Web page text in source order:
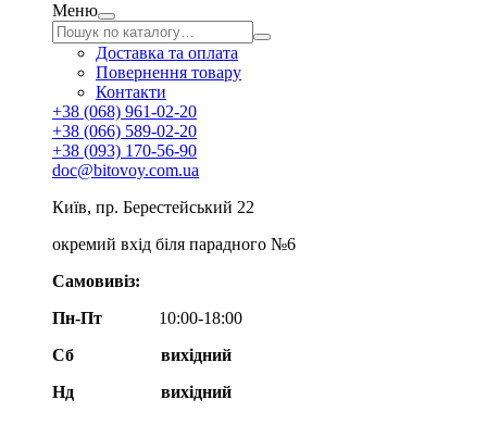
Меню
Доставка та оплата
Повернення товару
Контакти
+38 (068) 961-02-20
+38 (066) 589-02-20
+38 (093) 170-56-90
doc@bitovoy.com.ua
Київ, пр. Берестейський 22
окремий вхід біля парадного №6
Самовивіз:
Пн-Пт
10:00-18:00
Сб
вихідний
Нд
вихідний